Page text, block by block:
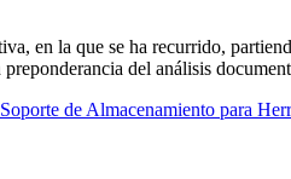
en la que se ha recurrido,
del análisis
de Almacenamiento para